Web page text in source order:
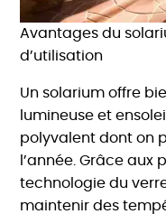
Avantages du
d’utilisation
Un solarium offre
lumineuse et
polyvalent dont on
l’année. Grâce aux
technologie du
maintenir des